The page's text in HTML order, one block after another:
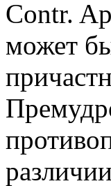
Contr.
может